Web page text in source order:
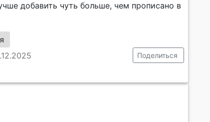
добавить чуть больше, чем прописано в
Поделиться